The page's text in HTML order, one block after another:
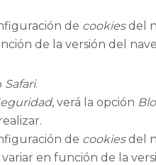
de cookiesdel
de la versión del
Safari.
, verá la opción
de cookiesdel
en función de la